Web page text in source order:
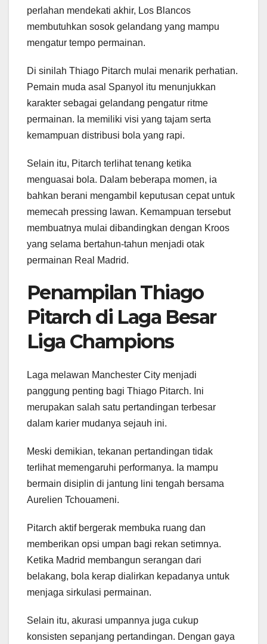
perlahan mendekati akhir, Los Blancos
membutuhkan sosok gelandang yang mampu
mengatur tempo permainan.
Di sinilah Thiago Pitarch mulai menarik perhatian.
Pemain muda asal Spanyol itu menunjukkan
karakter sebagai gelandang pengatur ritme
permainan. Ia memiliki visi yang tajam serta
kemampuan distribusi bola yang rapi.
Selain itu, Pitarch terlihat tenang ketika
menguasai bola. Dalam beberapa momen, ia
bahkan berani mengambil keputusan cepat untuk
memecah pressing lawan. Kemampuan tersebut
membuatnya mulai dibandingkan dengan Kroos
yang selama bertahun-tahun menjadi otak
permainan Real Madrid.
Penampilan Thiago
Pitarch di Laga Besar
Liga Champions
Laga melawan Manchester City menjadi
panggung penting bagi Thiago Pitarch. Ini
merupakan salah satu pertandingan terbesar
dalam karier mudanya sejauh ini.
Meski demikian, tekanan pertandingan tidak
terlihat memengaruhi performanya. Ia mampu
bermain disiplin di jantung lini tengah bersama
Aurelien Tchouameni.
Pitarch aktif bergerak membuka ruang dan
memberikan opsi umpan bagi rekan setimnya.
Ketika Madrid membangun serangan dari
belakang, bola kerap dialirkan kepadanya untuk
menjaga sirkulasi permainan.
Selain itu, akurasi umpannya juga cukup
konsisten sepanjang pertandingan. Dengan gaya